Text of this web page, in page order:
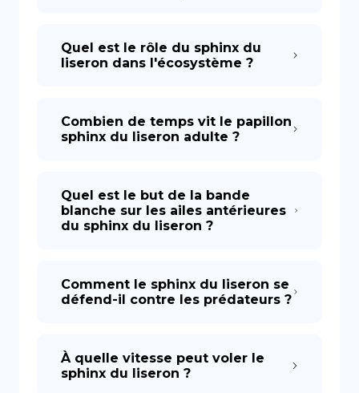
Quel est le rôle du sphinx du
liseron dans l'écosystème ?
Combien de temps vit le papillon
sphinx du liseron adulte ?
Quel est le but de la bande
blanche sur les ailes antérieures
du sphinx du liseron ?
Comment le sphinx du liseron se
défend-il contre les prédateurs ?
À quelle vitesse peut voler le
sphinx du liseron ?